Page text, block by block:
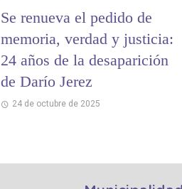
Se renueva el pedido de
memoria, verdad y justicia:
24 años de la desaparición
de Darío Jerez
24 de octubre de 2025